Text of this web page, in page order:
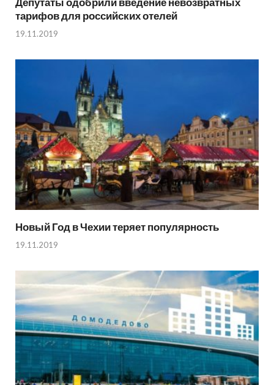
тарифов для российских отелей
19.11.2019
Новый Год в Чехии теряет популярность
19.11.2019